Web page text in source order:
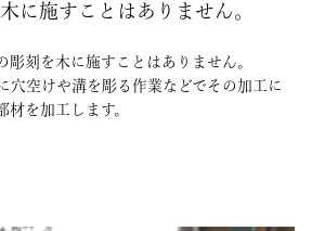
に施すことはありません。
彫刻を木に施すことはありません。
穴空けや溝を彫る作業などでその加工に
材を加工します。